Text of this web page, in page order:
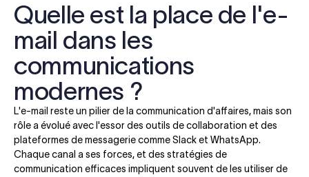
Quelle est la place de l'e-
mail dans les
communications
modernes ?
L'e-mail reste un pilier de la communication d'affaires, mais son
rôle a évolué avec l'essor des outils de collaboration et des
plateformes de messagerie comme Slack et WhatsApp.
Chaque canal a ses forces, et des stratégies de
communication efficaces impliquent souvent de les utiliser de